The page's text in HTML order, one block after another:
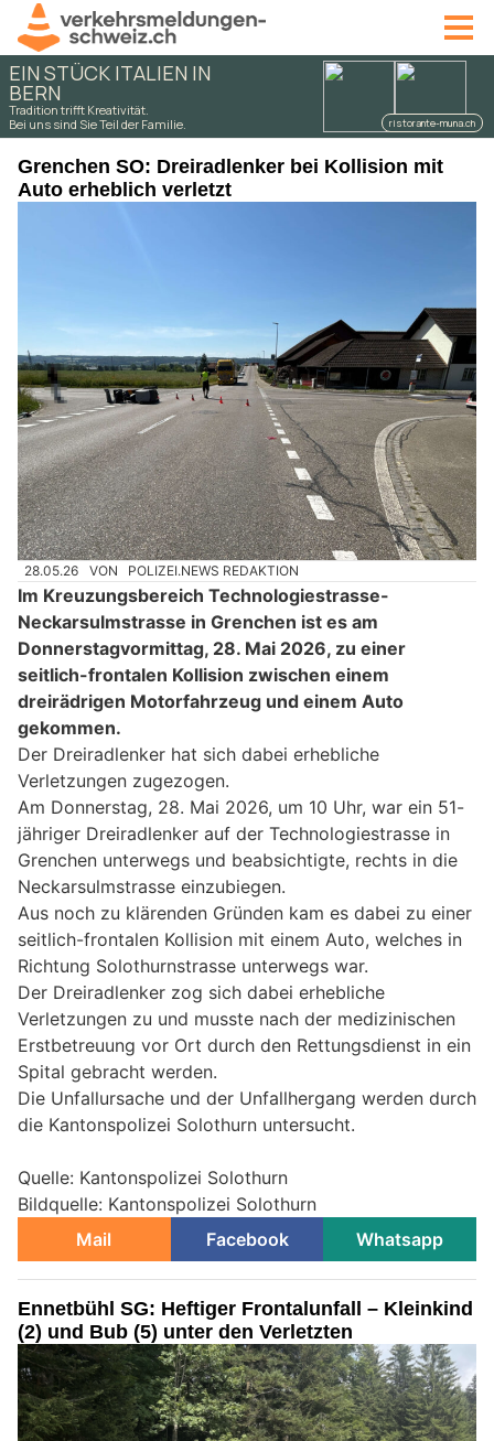
Grenchen SO: Dreiradlenker bei Kollision mit
Auto erheblich verletzt
28.05.26 VON POLIZEI.NEWS REDAKTION
Im Kreuzungsbereich Technologiestrasse-
Neckarsulmstrasse in Grenchen ist es am
Donnerstagvormittag, 28. Mai 2026, zu einer
seitlich-frontalen Kollision zwischen einem
dreirädrigen Motorfahrzeug und einem Auto
gekommen.
Der Dreiradlenker hat sich dabei erhebliche
Verletzungen zugezogen.
Am Donnerstag, 28. Mai 2026, um 10 Uhr, war ein 51-
jähriger Dreiradlenker auf der Technologiestrasse in
Grenchen unterwegs und beabsichtigte, rechts in die
Neckarsulmstrasse einzubiegen.
Aus noch zu klärenden Gründen kam es dabei zu einer
seitlich-frontalen Kollision mit einem Auto, welches in
Richtung Solothurnstrasse unterwegs war.
Der Dreiradlenker zog sich dabei erhebliche
Verletzungen zu und musste nach der medizinischen
Erstbetreuung vor Ort durch den Rettungsdienst in ein
Spital gebracht werden.
Die Unfallursache und der Unfallhergang werden durch
die Kantonspolizei Solothurn untersucht.
Quelle: Kantonspolizei Solothurn
Bildquelle: Kantonspolizei Solothurn
Mail
Facebook Whatsapp
Ennetbühl SG: Heftiger Frontalunfall – Kleinkind
(2) und Bub (5) unter den Verletzten